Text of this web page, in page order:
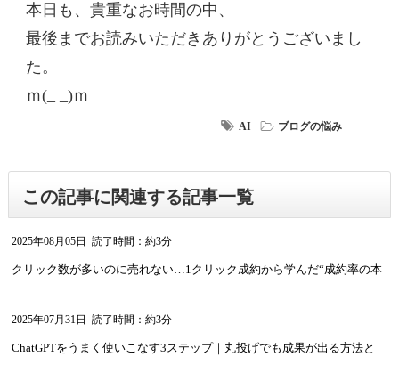
本日も、貴重なお時間の中、
最後までお読みいただきありがとうございまし
た。
ｍ(_ _)ｍ
AI ブログの悩み
この記事に関連する記事一覧
2025年08月05日 読了時間：約3分
クリック数が多いのに売れない…1クリック成約から学んだ“成約率の本
2025年07月31日 読了時間：約3分
ChatGPTをうまく使いこなす3ステップ｜丸投げでも成果が出る方法と